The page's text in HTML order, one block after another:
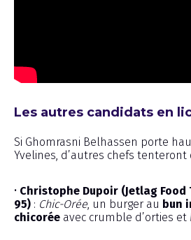
Les autres candidats en
Si Ghomrasni Belhassen porte
Yvelines, d’autres chefs
• Christophe Dupoir (Jetlag Food
95) : Chic-Orée , un burger au bun
chicorée avec crumble d’orties